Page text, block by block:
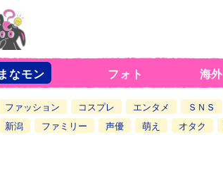
まなモン フォト 海外
ファッション コスプレ エンタメ ＳＮＳ
新潟 ファミリー 声優 萌え オタク